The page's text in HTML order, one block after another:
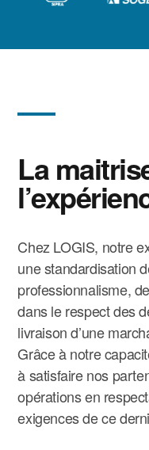
La
Chez LOGIS, notre
une standardisation
professionnalisme,
dans le respect des
livraison d’une
Grâce à notre
à satisfaire nos
opérations en
exigences de ce